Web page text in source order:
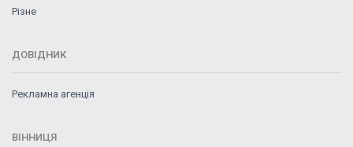
Різне
ДОВІДНИК
Рекламна агенція
ВІННИЦЯ